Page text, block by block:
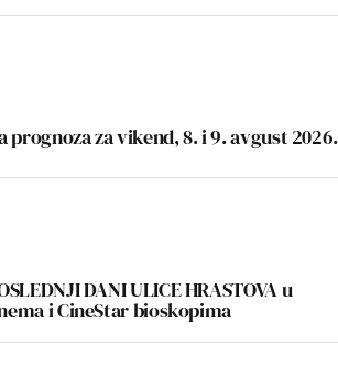
prognoza za vikend, 8. i 9. avgust 2026.
DANI ULICE HRASTOVA u
i CineStar bioskopima